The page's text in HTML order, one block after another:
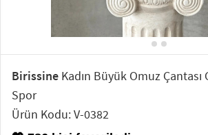
Büstiyer
Birissine Kadın Büyük Omuz Çantası
Spor
Ürün Kodu: V-0382